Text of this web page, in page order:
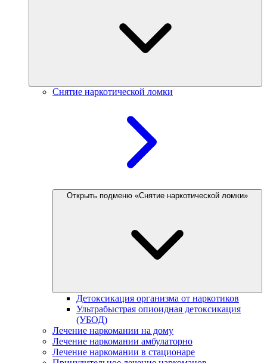
Снятие наркотической ломки
Открыть подменю «Снятие наркотической ломки»
Детоксикация организма от наркотиков
Ультрабыстрая опиоидная детоксикация
(УБОД)
Лечение наркомании на дому
Лечение наркомании амбулаторно
Лечение наркомании в стационаре